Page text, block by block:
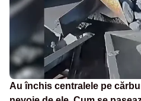
Au închis centralele pe